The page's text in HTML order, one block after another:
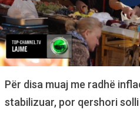
Për disa muaj me radhë
stabilizuar, por qershori